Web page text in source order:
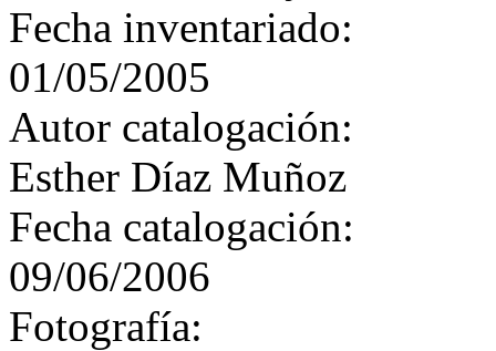
Fecha inventariado:
01/05/2005
Autor catalogación:
Esther Díaz Muñoz
Fecha catalogación:
09/06/2006
Fotografía: